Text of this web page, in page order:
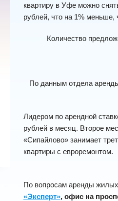
квартиру в Уфе можно
рублей, что на 1% меньше,
Количество
По данным отдела
Лидером по арендной
рублей в месяц. Второе
«Сипайлово» занимает
квартиры с евроремонтом.
По вопросам аренды
«Эксперт», офис на